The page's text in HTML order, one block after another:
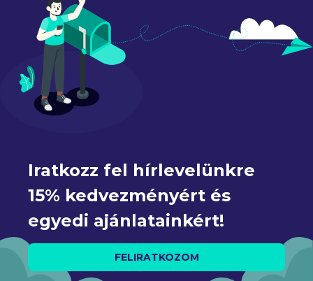
Iratkozz fel hírlevelünkre
15% kedvezményért és
egyedi ajánlatainkért!
FELIRATKOZOM